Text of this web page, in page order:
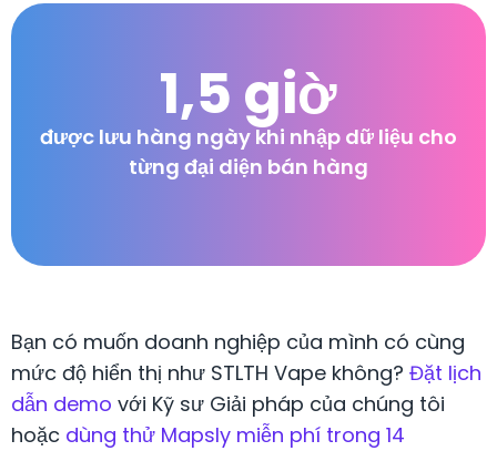
1,5 giờ
được lưu hàng ngày khi nhập dữ liệu cho
từng đại diện bán hàng
Bạn có muốn doanh nghiệp của mình có cùng
mức độ hiển thị như STLTH Vape không? Đặt lịch
dẫn demo với Kỹ sư Giải pháp của chúng tôi
hoặc dùng thử Mapsly miễn phí trong 14